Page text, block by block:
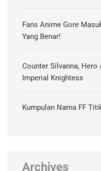
Fans Anime Gore
Yang Benar!
Counter Silvanna, Hero
Imperial Knightess
Kumpulan Nama FF
Archives